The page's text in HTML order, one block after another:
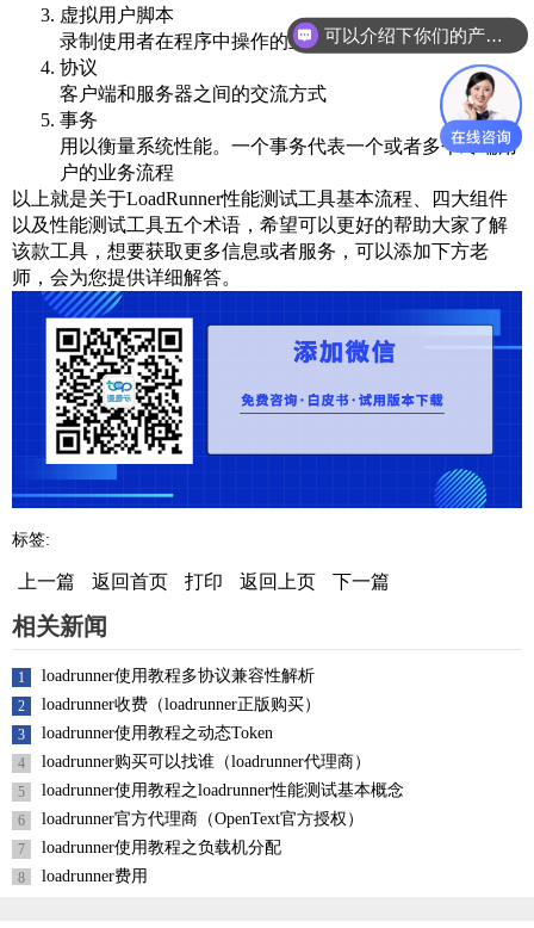
虚拟用户脚本
录制使用者在程序中操作的业务流程
协议
客户端和服务器之间的交流方式
事务
用以衡量系统性能。一个事务代表一个或者多个终端用
户的业务流程
以上就是关于LoadRunner性能测试工具基本流程、四大组件
以及性能测试工具五个术语，希望可以更好的帮助大家了解
该款工具，想要获取更多信息或者服务，可以添加下方老
师，会为您提供详细解答。
标签:
上一篇 返回首页 打印 返回上页 下一篇
相关新闻
1 loadrunner使用教程多协议兼容性解析
2 loadrunner收费（loadrunner正版购买）
3 loadrunner使用教程之动态Token
4 loadrunner购买可以找谁（loadrunner代理商）
5 loadrunner使用教程之loadrunner性能测试基本概念
6 loadrunner官方代理商（OpenText官方授权）
7 loadrunner使用教程之负载机分配
8 loadrunner费用
可以介绍下你们的产品么